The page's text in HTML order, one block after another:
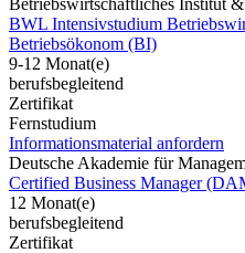
Betriebswirtschaftliches Institut
BWL Intensivstudium
Betriebsökonom (BI)
9-12 Monat(e)
berufsbegleitend
Zertifikat
Fernstudium
Informationsmaterial anfordern
Deutsche Akademie für
Certified Business Manager
12 Monat(e)
berufsbegleitend
Zertifikat